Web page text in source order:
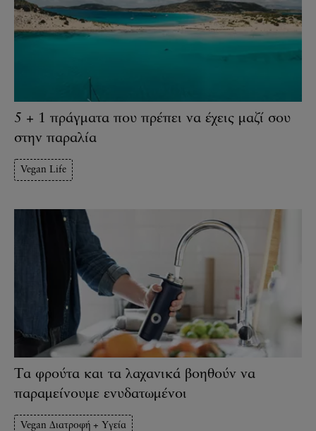
5 + 1 πράγματα που πρέπει να έχεις μαζί σου
στην παραλία
Vegan Life
Τα φρούτα και τα λαχανικά βοηθούν να
παραμείνουμε ενυδατωμένοι
Vegan Διατροφή + Υγεία